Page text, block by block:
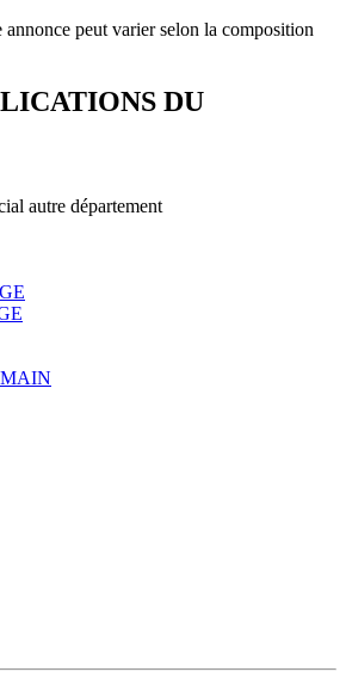
peut varier selon la composition
DU
autre département